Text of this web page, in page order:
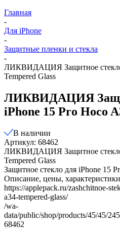
Главная
-
Для iPhone
-
Защитные пленки и стекла
-
ЛИКВИДАЦИЯ Защитное стекло
Tempered Glass
ЛИКВИДАЦИЯ
iPhone 15 Pro Hoco
В наличии
Артикул: 68462
ЛИКВИДАЦИЯ Защитное стекло
Tempered Glass
Защитное стекло для iPhone 15
Описание, цены,
https://applepack.ru/zashchitnoe-
a34-tempered-glass/
/wa-
data/public/shop/products/45/45/
68462